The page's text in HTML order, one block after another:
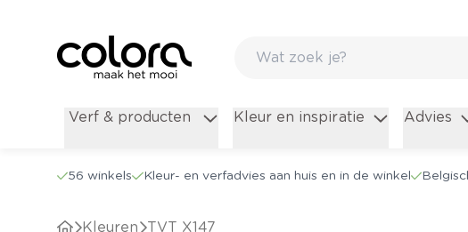
Verf & producten Kleur en inspiratie Advies
56 winkels Kleur- en verfadvies aan huis en in de winkel
Kleuren TVT X147